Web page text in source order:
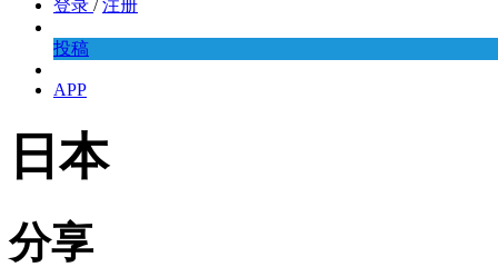
登录 / 注册
投稿
APP
日本
分享